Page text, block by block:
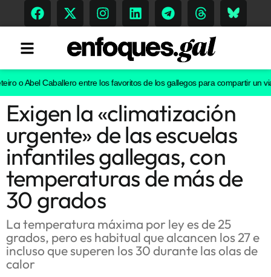
Tendencias
Memoria Histórica
Gastronomía
Escenarios
Sostenibilidad
Abel Caballero entre los favoritos de los gallegos para compartir un viaje
Exigen la «climatización
urgente» de las escuelas
infantiles gallegas, con
temperaturas de más de
30 grados
La temperatura máxima por ley es de 25
grados, pero es habitual que alcancen los 27 e
incluso que superen los 30 durante las olas de
calor